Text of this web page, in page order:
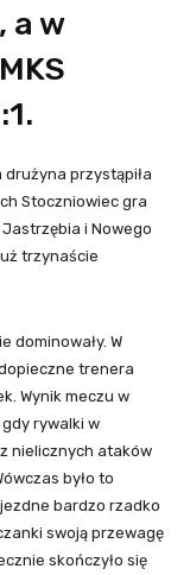
a w
przystąpiła
Stoczniowiec gra
i Nowego
trzynaście
dominowały. W
trenera
Wynik meczu w
rywalki w
nielicznych ataków
było to
bardzo rzadko
swoją przewagę
skończyło się